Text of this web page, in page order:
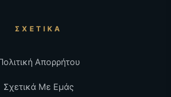
ΣΧΕΤΙΚΆ
Απορρήτου
Σχετικά Με Εμάς